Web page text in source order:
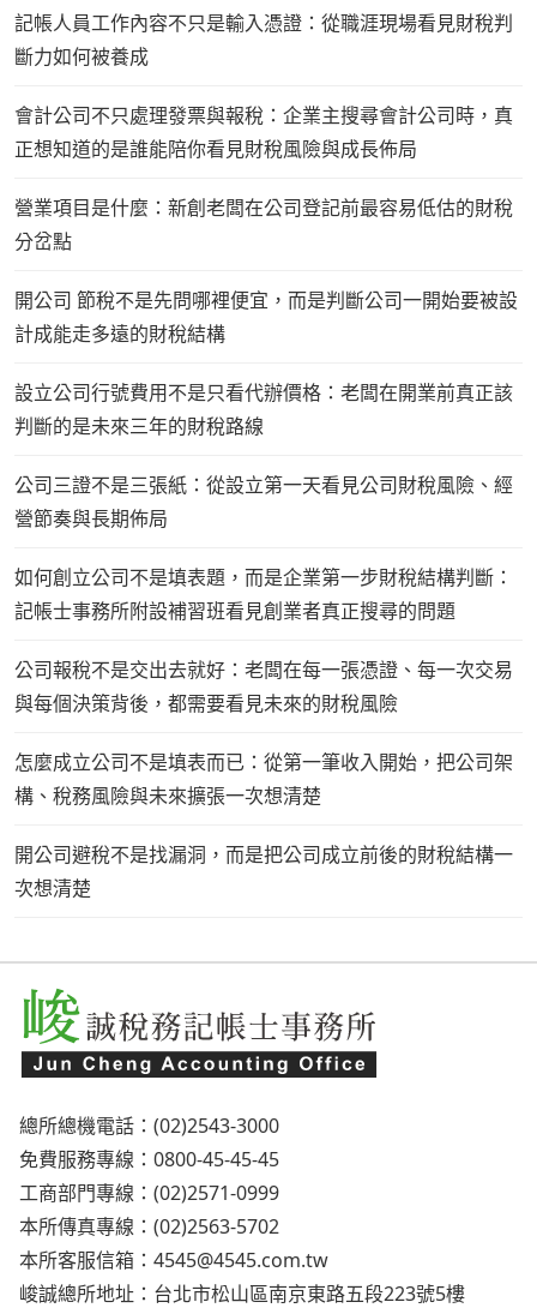
記帳人員工作內容不只是輸入憑證：從職涯現場看見財稅判
斷力如何被養成
會計公司不只處理發票與報稅：企業主搜尋會計公司時，真
正想知道的是誰能陪你看見財稅風險與成長佈局
營業項目是什麼：新創老闆在公司登記前最容易低估的財稅
分岔點
開公司 節稅不是先問哪裡便宜，而是判斷公司一開始要被設
計成能走多遠的財稅結構
設立公司行號費用不是只看代辦價格：老闆在開業前真正該
判斷的是未來三年的財稅路線
公司三證不是三張紙：從設立第一天看見公司財稅風險、經
營節奏與長期佈局
如何創立公司不是填表題，而是企業第一步財稅結構判斷：
記帳士事務所附設補習班看見創業者真正搜尋的問題
公司報稅不是交出去就好：老闆在每一張憑證、每一次交易
與每個決策背後，都需要看見未來的財稅風險
怎麼成立公司不是填表而已：從第一筆收入開始，把公司架
構、稅務風險與未來擴張一次想清楚
開公司避稅不是找漏洞，而是把公司成立前後的財稅結構一
次想清楚
總所總機電話：(02)2543-3000
免費服務專線：0800-45-45-45
工商部門專線：(02)2571-0999
本所傳真專線：(02)2563-5702
本所客服信箱： 4545@4545.com.tw
峻誠總所地址：台北市松山區南京東路五段223號5樓